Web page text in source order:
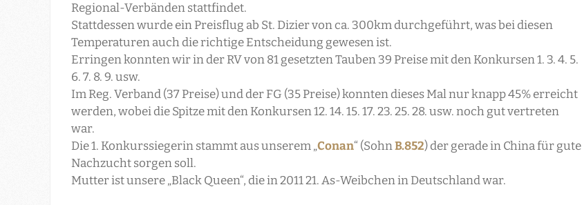
Regional-Verbänden stattfindet.
Stattdessen wurde ein Preisflug ab St. Dizier von ca. 300km durchgeführt, was bei diesen
Temperaturen auch die richtige Entscheidung gewesen ist.
Erringen konnten wir in der RV von 81 gesetzten Tauben 39 Preise mit den Konkursen 1. 3. 4. 5.
6. 7. 8. 9. usw.
Im Reg. Verband (37 Preise) und der FG (35 Preise) konnten dieses Mal nur knapp 45% erreicht
werden, wobei die Spitze mit den Konkursen 12. 14. 15. 17. 23. 25. 28. usw. noch gut vertreten
war.
Die 1. Konkurssiegerin stammt aus unserem „Conan“ (SohnB.852) der gerade in China für gute
Nachzucht sorgen soll.
Mutter ist unsere „Black Queen“, die in 2011 21. As-Weibchen in Deutschland war.